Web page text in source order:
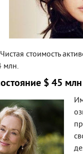
стоимость
млн.
$ 45 млн